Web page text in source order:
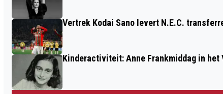
Vertrek Kodai Sano levert N.E.C.
Kinderactiviteit: Anne Frankmiddag in het